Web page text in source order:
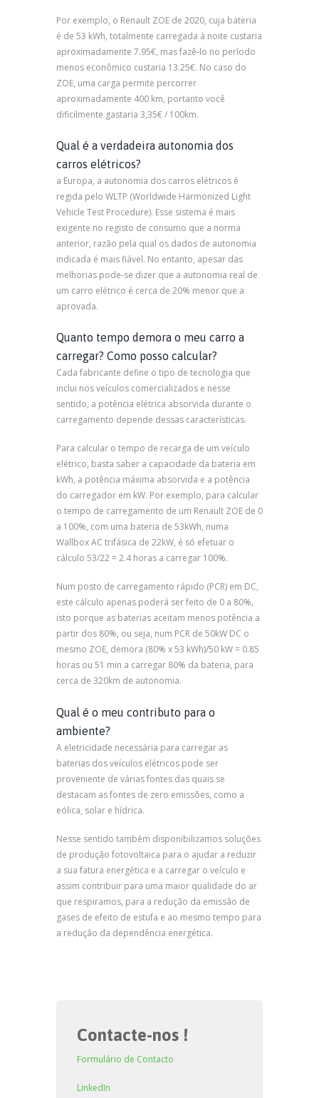
Por exemplo, o Renault ZOE de 2020, cuja bateria
é de 53 kWh, totalmente carregada à noite custaria
aproximadamente 7.95€, mas fazê-lo no período
menos econômico custaria 13.25€. No caso do
ZOE, uma carga permite percorrer
aproximadamente 400 km, portanto você
dificilmente gastaria 3,35€ / 100km.
Qual é a verdadeira autonomia dos
carros elétricos?
a Europa, a autonomia dos carros elétricos é
regida pelo WLTP (Worldwide Harmonized Light
Vehicle Test Procedure). Esse sistema é mais
exigente no registo de consumo que a norma
anterior, razão pela qual os dados de autonomia
indicada é mais fiável. No entanto, apesar das
melhorias pode-se dizer que a autonomia real de
um carro elétrico é cerca de 20% menor que a
aprovada.
Quanto tempo demora o meu carro a
carregar? Como posso calcular?
Cada fabricante define o tipo de tecnologia que
inclui nos veículos comercializados e nesse
sentido, a potência elétrica absorvida durante o
carregamento depende dessas características.
Para calcular o tempo de recarga de um veículo
elétrico, basta saber a capacidade da bateria em
kWh, a potência máxima absorvida e a potência
do carregador em kW. Por exemplo, para calcular
o tempo de carregamento de um Renault ZOE de 0
a 100%, com uma bateria de 53kWh, numa
Wallbox AC trifásica de 22kW, é só efetuar o
cálculo 53/22 = 2.4 horas a carregar 100%.
Num posto de carregamento rápido (PCR) em DC,
este cálculo apenas poderá ser feito de 0 a 80%,
isto porque as baterias aceitam menos potência a
partir dos 80%, ou seja, num PCR de 50kW DC o
mesmo ZOE, demora (80% x 53 kWh)/50 kW = 0.85
horas ou 51 min a carregar 80% da bateria, para
cerca de 320km de autonomia.
Qual é o meu contributo para o
ambiente?
A eletricidade necessária para carregar as
baterias dos veículos elétricos pode ser
proveniente de várias fontes das quais se
destacam as fontes de zero emissões, como a
eólica, solar e hídrica.
Nesse sentido também disponibilizamos soluções
de produção fotovoltaica para o ajudar a reduzir
a sua fatura energética e a carregar o veículo e
assim contribuir para uma maior qualidade do ar
que respiramos, para a redução da emissão de
gases de efeito de estufa e ao mesmo tempo para
a redução da dependência energética.
Contacte-nos !
Formulário de Contacto
LinkedIn